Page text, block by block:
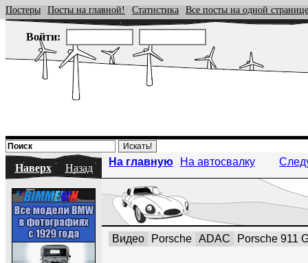
Постеры Посты на главной! Статистика Все посты на одной странице
Войти:
Наверх Назад
На главную На автосвалку
Видео Porsche ADAC Porsche 911